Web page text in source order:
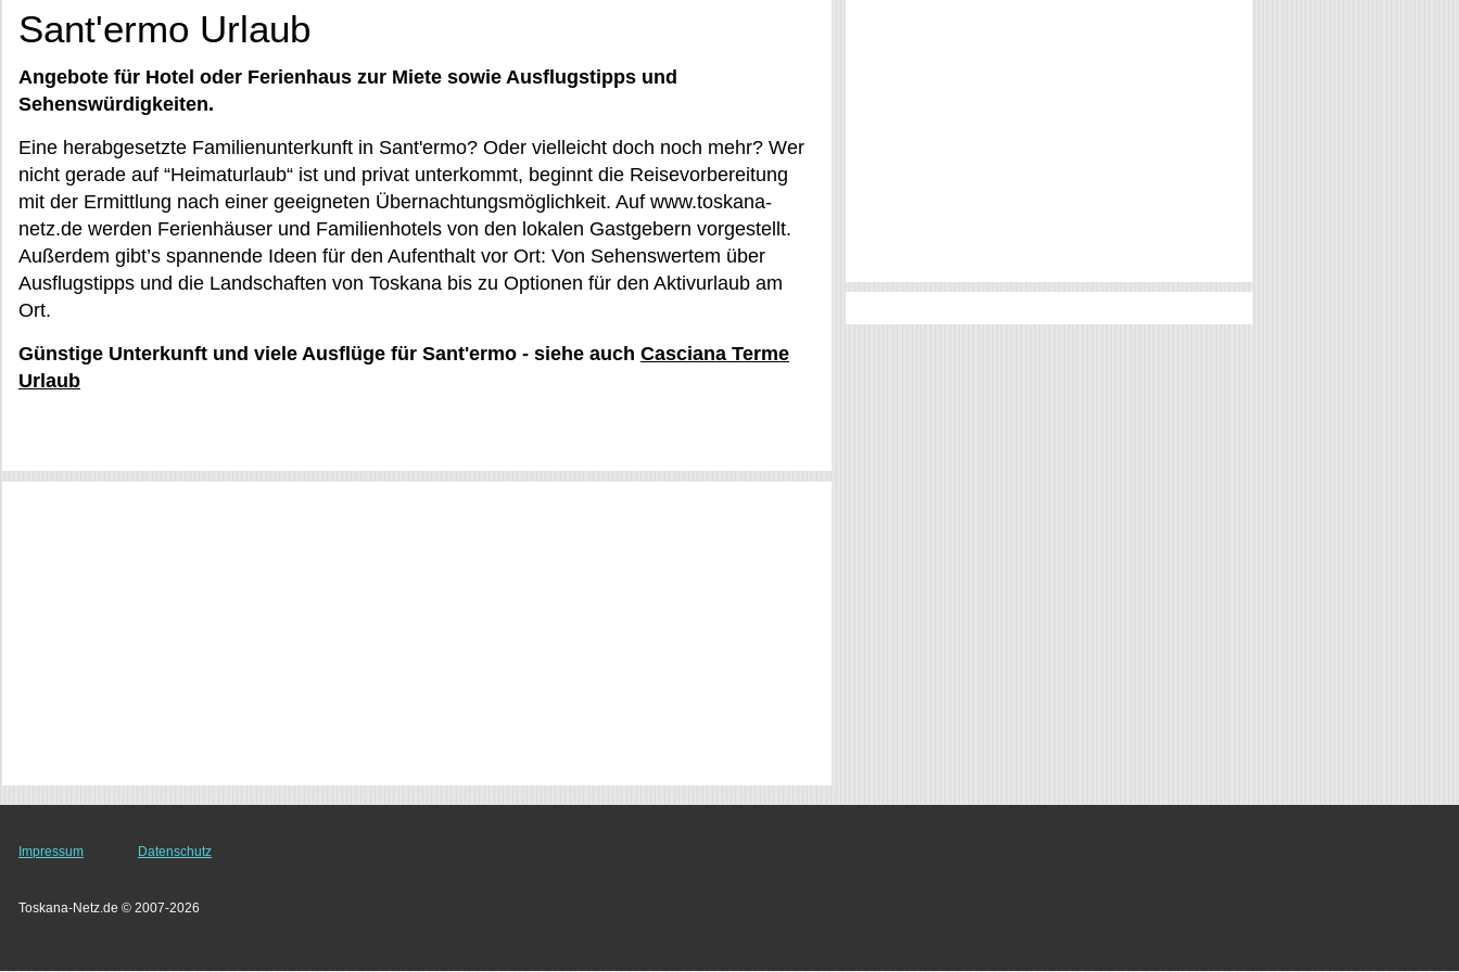
Sant'ermo Urlaub
Angebote für Hotel oder Ferienhaus zur Miete sowie Ausflugstipps und
Sehenswürdigkeiten.
Eine herabgesetzte Familienunterkunft in Sant'ermo? Oder vielleicht doch noch mehr? Wer
nicht gerade auf “Heimaturlaub“ ist und privat unterkommt, beginnt die Reisevorbereitung
mit der Ermittlung nach einer geeigneten Übernachtungsmöglichkeit. Auf www.toskana-
netz.de werden Ferienhäuser und Familienhotels von den lokalen Gastgebern vorgestellt.
Außerdem gibt’s spannende Ideen für den Aufenthalt vor Ort: Von Sehenswertem über
Ausflugstipps und die Landschaften von Toskana bis zu Optionen für den Aktivurlaub am
Ort.
Günstige Unterkunft und viele Ausflüge für Sant'ermo - siehe auch Casciana Terme
Urlaub
Impressum Datenschutz
Toskana-Netz.de © 2007-2026